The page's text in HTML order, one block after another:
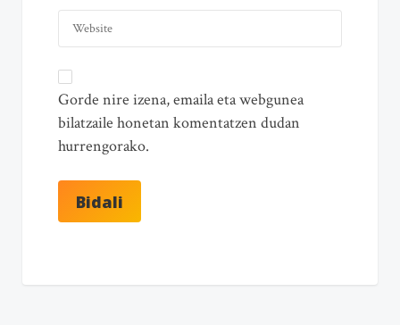
Gorde nire izena, emaila eta webgunea
bilatzaile honetan komentatzen dudan
hurrengorako.